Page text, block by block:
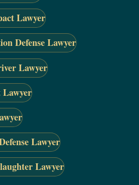
Lawyer
Defense Lawyer
Lawyer
Lawyer
Lawyer
Lawyer